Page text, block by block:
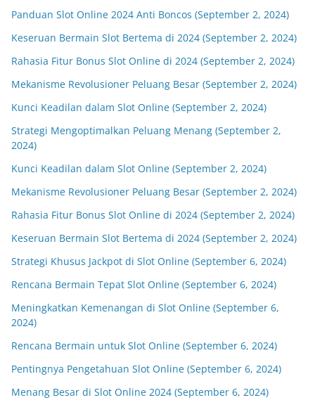
Panduan Slot Online 2024 Anti Boncos (September 2, 2024)
Keseruan Bermain Slot Bertema di 2024 (September 2, 2024)
Rahasia Fitur Bonus Slot Online di 2024 (September 2, 2024)
Mekanisme Revolusioner Peluang Besar (September 2, 2024)
Kunci Keadilan dalam Slot Online (September 2, 2024)
Strategi Mengoptimalkan Peluang Menang (September 2,
2024)
Kunci Keadilan dalam Slot Online (September 2, 2024)
Mekanisme Revolusioner Peluang Besar (September 2, 2024)
Rahasia Fitur Bonus Slot Online di 2024 (September 2, 2024)
Keseruan Bermain Slot Bertema di 2024 (September 2, 2024)
Strategi Khusus Jackpot di Slot Online (September 6, 2024)
Rencana Bermain Tepat Slot Online (September 6, 2024)
Meningkatkan Kemenangan di Slot Online (September 6,
2024)
Rencana Bermain untuk Slot Online (September 6, 2024)
Pentingnya Pengetahuan Slot Online (September 6, 2024)
Menang Besar di Slot Online 2024 (September 6, 2024)